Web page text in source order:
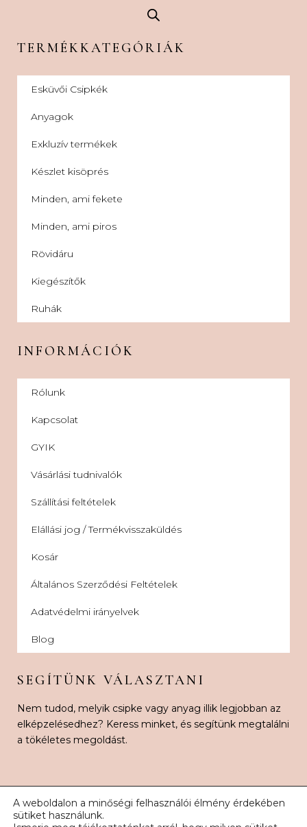
TERMÉKKATEGÓRIÁK
Esküvői Csipkék
Anyagok
Exkluzív termékek
Készlet kisöprés
Minden, ami fekete
Minden, ami piros
Rövidáru
Kiegészítők
Ruhák
INFORMÁCIÓK
Rólunk
Kapcsolat
GYIK
Vásárlási tudnivalók
Szállítási feltételek
Elállási jog / Termékvisszaküldés
Kosár
Általános Szerződési Feltételek
Adatvédelmi irányelvek
Blog
SEGÍTÜNK VÁLASZTANI
Nem tudod, melyik csipke vagy anyag illik legjobban az
elképzelésedhez? Keress minket, és segítünk megtalálni
a tökéletes megoldást.
A weboldalon a minőségi felhasználói élmény érdekében
sütiket használunk.